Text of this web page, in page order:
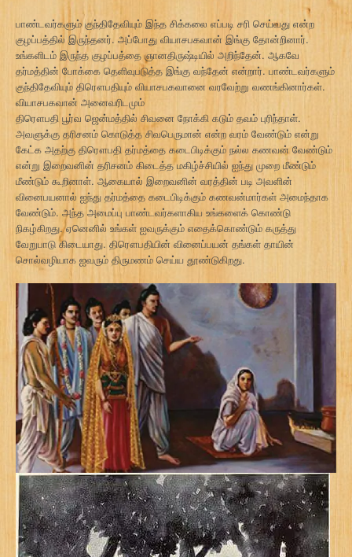
பாண்டவர்களும் குந்திதேவியும் இந்த சிக்கலை எப்படி சரி செய்வது என்ற
குழப்பத்தில் இருந்தனர். அப்போது வியாசபகவான் இங்கு தோன்றினார்.
உங்களிடம் இருந்த குழப்பத்தை ஞானதிருஷ்டியில் அறிந்தேன். ஆகவே
தர்மத்தின் போக்கை தெளிவுபடுத்த இங்கு வந்தேன் என்றார். பாண்டவர்களும்
குந்திதேவியும் திரௌபதியும் வியாசபகவானை வரவேற்று வணங்கினார்கள்.
வியாசபகவான் அனைவரிடமும்
திரௌபதி பூர்வ ஜென்மத்தில் சிவனை நோக்கி கடும் தவம் புரிந்தாள்.
அவளுக்கு தரிசனம் கொடுத்த சிவபெருமான் என்ற வரம் வேண்டும் என்று
கேட்க அதற்கு திரௌபதி தர்மத்தை கடைபிடிக்கும் நல்ல கணவன் வேண்டும்
என்று இறைவனின் தரிசனம் கிடைத்த மகிழ்ச்சியில் ஐந்து முறை மீண்டும்
மீண்டும் கூறினாள். ஆகையால் இறைவனின் வரத்தின் படி அவளின்
வினைபயனால் ஐந்து தர்மத்தை கடைபிடிக்கும் கணவன்மார்கள் அமைந்தாக
வேண்டும். அந்த அமைப்பு பாண்டவர்களாகிய உங்களைக் கொண்டு
நிகழ்கிறது. ஏனெனில் உங்கள் ஐவருக்கும் எதைக்கொண்டும் கருத்து
வேறுபாடு கிடையாது. திரௌபதியின் வினைப்பயன் தங்கள் தாயின்
சொல்வழியாக ஐவரும் திருமணம் செய்ய தூண்டுகிறது.